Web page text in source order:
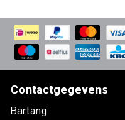
Contactgegevens
Bartang